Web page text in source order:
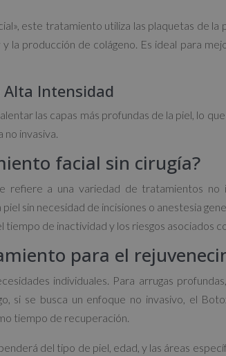
este tratamiento utiliza las plaquetas de la
y la producción de colágeno. Es ideal para
Intensidad
las capas más profundas de la piel, lo
no invasiva.
facial sin cirugía?
refiere a una variedad de tratamientos no
sin necesidad de incisiones o anestesia
de inactividad y los riesgos asociados
para el
individuales. Para arrugas
si se busca un enfoque no invasivo, el
tiempo de recuperación.
del tipo de piel, edad, y las áreas